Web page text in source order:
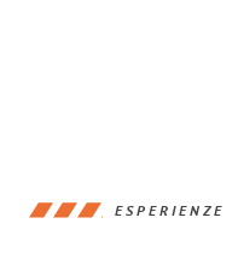
ESPERIENZE